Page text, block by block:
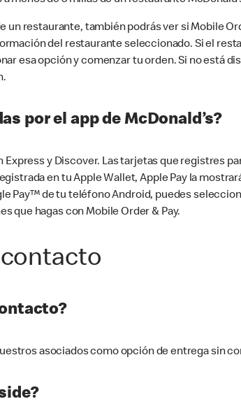
un restaurante, también podrás ver si Mobile
del restaurante seleccionado. Si el
esa opción y comenzar tu orden. Si no está
por el app de McDonald’s?
y Discover. Las tarjetas que registres
en tu Apple Wallet, Apple Pay la
Pay™ de tu teléfono Android, puedes
que hagas con Mobile Order & Pay.
asociados como opción de entrega sin